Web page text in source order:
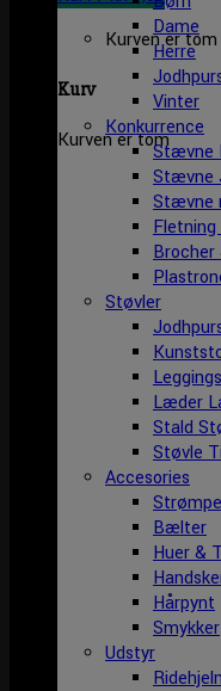
Kurven er tom
Kurv
Kurven er tom
Dame
Herre
Vinter
Konkurrence
Stævne
Stævne
Stævne
Fletning
Brocher
Støvler
Leggings
Læder
Stald
Støvle
Accesories
Bælter
Huer &
Hårpynt
Smykker
Udstyr